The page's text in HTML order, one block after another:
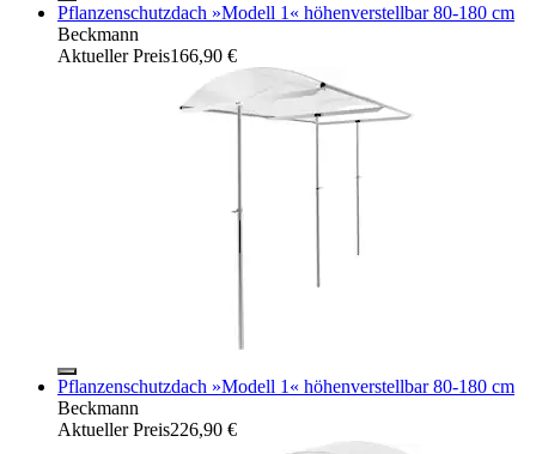
Pflanzenschutzdach »Modell 1« höhenverstellbar 80-180 cm
Beckmann
Aktueller Preis166,90 €
Pflanzenschutzdach »Modell 1« höhenverstellbar 80-180 cm
Beckmann
Aktueller Preis226,90 €